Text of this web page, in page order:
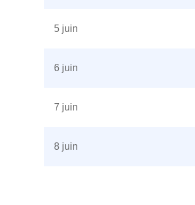
5 juin
6 juin
7 juin
8 juin